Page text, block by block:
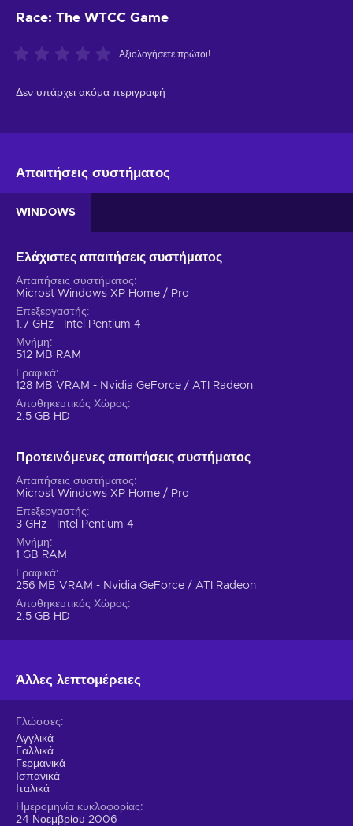
Race: The WTCC Game
Αξιολογήσετε πρώτοι!
Δεν υπάρχει ακόμα περιγραφή
Απαιτήσεις συστήματος
WINDOWS
Ελάχιστες απαιτήσεις συστήματος
Απαιτήσεις συστήματος
Microst Windows XP Home / Pro
Επεξεργαστής
1.7 GHz - Intel Pentium 4
Μνήμη
512 MB RAM
Γραφικά
128 MB VRAM - Nvidia GeForce / ATI Radeon
Αποθηκευτικός Χώρος
2.5 GB HD
Προτεινόμενες απαιτήσεις συστήματος
Απαιτήσεις συστήματος
Microst Windows XP Home / Pro
Επεξεργαστής
3 GHz - Intel Pentium 4
Μνήμη
1 GB RAM
Γραφικά
256 MB VRAM - Nvidia GeForce / ATI Radeon
Αποθηκευτικός Χώρος
2.5 GB HD
Άλλες λεπτομέρειες
Γλώσσες
Αγγλικά
Γαλλικά
Γερμανικά
Ισπανικά
Ιταλικά
Ημερομηνία κυκλοφορίας
24 Νοεμβρίου 2006